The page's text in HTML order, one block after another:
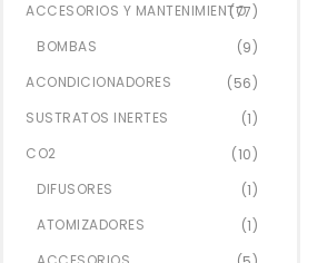
ACCESORIOS Y MANTENIMIENTO
(77)
BOMBAS
(9)
ACONDICIONADORES
(56)
SUSTRATOS INERTES
(1)
CO2
(10)
DIFUSORES
(1)
ATOMIZADORES
(1)